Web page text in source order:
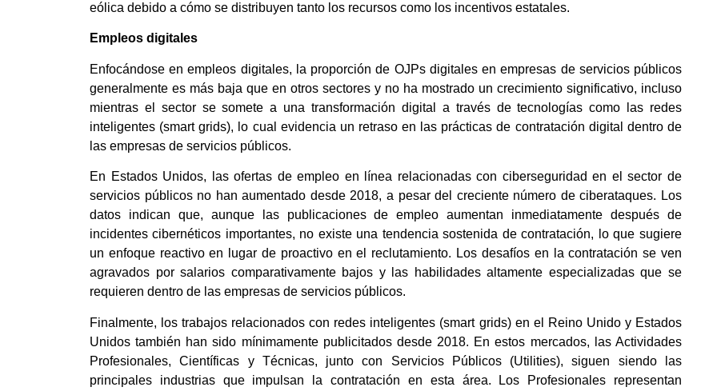
eólica debido a cómo se distribuyen tanto los recursos como los incentivos estatales.
Empleos digitales
Enfocándose en empleos digitales, la proporción de OJPs digitales en empresas de servicios públicos
generalmente es más baja que en otros sectores y no ha mostrado un crecimiento significativo, incluso
mientras el sector se somete a una transformación digital a través de tecnologías como las redes
inteligentes (smart grids), lo cual evidencia un retraso en las prácticas de contratación digital dentro de
las empresas de servicios públicos.
En Estados Unidos, las ofertas de empleo en línea relacionadas con ciberseguridad en el sector de
servicios públicos no han aumentado desde 2018, a pesar del creciente número de ciberataques. Los
datos indican que, aunque las publicaciones de empleo aumentan inmediatamente después de
incidentes cibernéticos importantes, no existe una tendencia sostenida de contratación, lo que sugiere
un enfoque reactivo en lugar de proactivo en el reclutamiento. Los desafíos en la contratación se ven
agravados por salarios comparativamente bajos y las habilidades altamente especializadas que se
requieren dentro de las empresas de servicios públicos.
Finalmente, los trabajos relacionados con redes inteligentes (smart grids) en el Reino Unido y Estados
Unidos también han sido mínimamente publicitados desde 2018. En estos mercados, las Actividades
Profesionales, Científicas y Técnicas, junto con Servicios Públicos (Utilities), siguen siendo las
principales industrias que impulsan la contratación en esta área. Los Profesionales representan